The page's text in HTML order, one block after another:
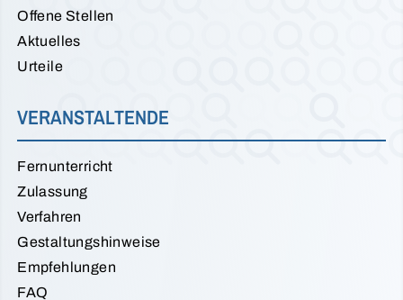
Offene Stellen
Aktuelles
Urteile
VERANSTALTENDE
Fernunterricht
Zulassung
Verfahren
Gestaltungshinweise
Empfehlungen
FAQ